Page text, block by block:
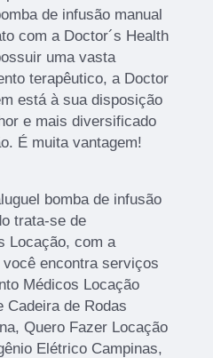
de infusão manual
com a Doctor´s Health
uma vasta
terapêutico, a Doctor
está à sua disposição
e mais diversificado
É muita vantagem!
bomba de infusão
trata-se de
Locação, com a
encontra serviços
Médicos Locação
Cadeira de Rodas
Quero Fazer Locação
Elétrico Campinas,